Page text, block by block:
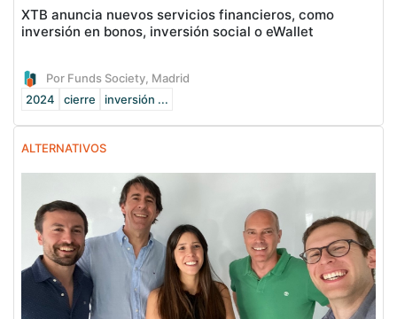
XTB anuncia nuevos servicios financieros, como
inversión en bonos, inversión social o eWallet
Por Funds Society, Madrid
2024
cierre inversión ...
ALTERNATIVOS